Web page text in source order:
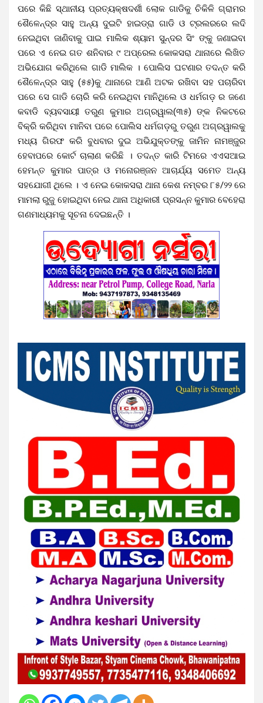
ପରେ କିଛି ସ୍ଥାନୀୟ ପ୍ରତ୍ୟକ୍ଷଦର୍ଶୀ ଲୋକ ଗାଡିକୁ ଚିକିଳି ଗ୍ରାମର
ଶୈଳେନ୍ଦ୍ର ସାହୁ ଅନ୍ୟ ଦୁଇଟି ହାଇଡ୍ରା ଗାଡି ଓ ଟ୍ରଲରରେ ଲଦି
ନେଇଥିବା ଜାଣିବାକୁ ପାଇ ମାଲିକ ଶ୍ୟାମ ସୁନ୍ଦର ସିଂ ଙ୍କୁ ଜଣାଇବା
ପରେ ଏ ନେଇ ଗତ ଶନିବାର ୯ ଅପ୍ରେଲ କୋକସରା ଥାନାରେ ଲିଖିତ
ଅଭିଯୋଗ କରିଥିଲେ ଗାଡି ମାଲିକ । ପୋଲିସ ଘଟଣାର ତଦନ୍ତ କରି
ଶୈଳେନ୍ଦ୍ର ସାହୁ (୫୫)କୁ ଥାନାରେ ଆଣି ଅଟକ ରଖିବା ସହ ପଚାରିବା
ପରେ ସେ ଗାଡି ଚୋରି କରି ନେଇଥିବା ମାନିଥିଲେ ଓ ଧର୍ମଗଡ଼ ର ଜଣେ
କବାଡି ବ୍ୟବସାୟୀ ତରୁଣ କୁମାର ଅଗ୍ରୱାଲ(୩୫) ଙ୍କ ନିକଟରେ
ବିକ୍ରି କରିଥିବା ମାନିବା ପରେ ପୋଲିସ ଧର୍ମଗଡ଼ରୁ ତରୁଣ ଅଗ୍ରୱାଲକୁ
ମଧ୍ୟ ଗିରଫ କରି ବୁଧବାର ଦୁଇ ଅଭିଯୁକ୍ତଙ୍କୁ ଜାମିନ ନାମଞ୍ଜୁର
ହେବାପରେ କୋର୍ଟ ଚାଲାଣ କରିଛି । ତଦନ୍ତ କାରି ଟିମରେ ଏଏସଆଇ
ହେମନ୍ତ କୁମାର ପାତ୍ର ଓ ମନୋରଞ୍ଜନ ଆଚାର୍ଯ୍ୟ ସମେତ ଅନ୍ୟ
ସହଯୋଗୀ ଥିଲେ । ଏ ନେଇ କୋକସରା ଥାନା କେଶ ନମ୍ବର ୮୫/୨୨ ରେ
ମାମଲା ରୁଜୁ ହୋଇଥିବା ନେଇ ଥାନା ଅଧିକାରୀ ପ୍ରସନ୍ନ କୁମାର ବେହେରା
ଗଣମାଧ୍ୟମକୁ ସୂଚନା ଦେଇଛନ୍ତି ।